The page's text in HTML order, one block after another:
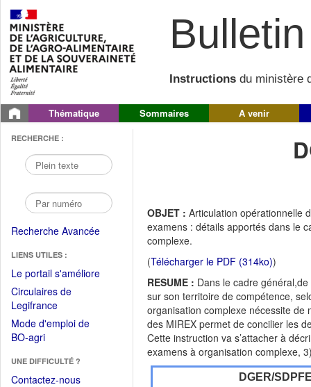
Instructions du ministère
Thématique Sommaires A venir
RECHERCHE :
Recherche Avancée
LIENS UTILES :
Le portail s'améliore(Fichier
Circulaires de
Legifrance(Ouvrir
dans
une
fenêtre)
Mode d'emploi de
BO-agri(Ouvrir
une
nouvelle
UNE DIFFICULTÉ ?
Contactez-nous
OBJET : Articulation opérationnelle
examens : détails apportés dans le
complexe.
(Télécharger le PDF (314ko))
RESUME : Dans le cadre
sur son territoire de compétence,
organisation complexe nécessite
des MIREX permet de concilier les
Cette instruction va s’attacher à
examens à organisation complexe,
DGER/